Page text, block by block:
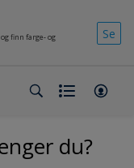
finn farge- og
Se
du?